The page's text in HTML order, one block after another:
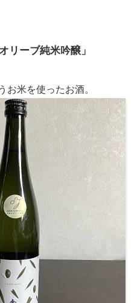
リーブ純米吟醸」
お米を使ったお酒。